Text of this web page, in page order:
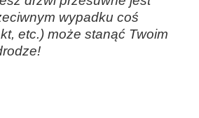
wypadku coś
etc.) może stanąć Twoim